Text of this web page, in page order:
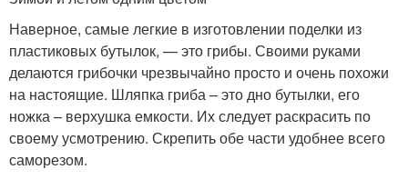
Наверное, самые легкие в изготовлении поделки из
пластиковых бутылок, — это грибы. Своими руками
делаются грибочки чрезвычайно просто и очень похожи
на настоящие. Шляпка гриба – это дно бутылки, его
ножка – верхушка емкости. Их следует раскрасить по
своему усмотрению. Скрепить обе части удобнее всего
саморезом.